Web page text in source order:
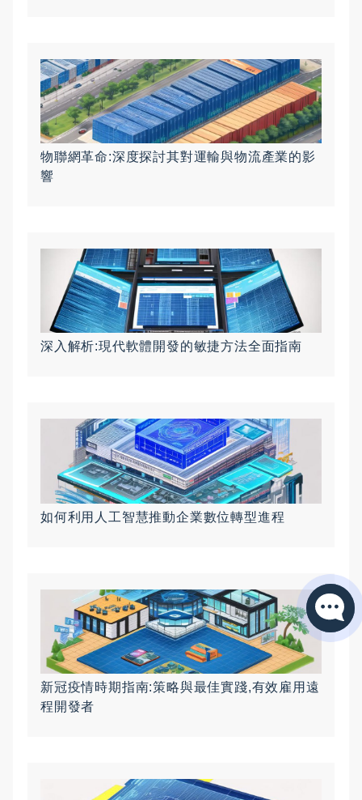
物聯網革命:深度探討其對運輸與物流產業的影
響
深入解析:現代軟體開發的敏捷方法全面指南
如何利用人工智慧推動企業數位轉型進程
新冠疫情時期指南:策略與最佳實踐,有效雇用遠
程開發者